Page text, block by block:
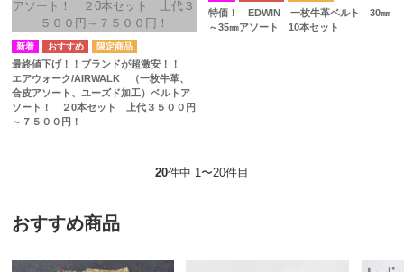
最終値下げ！！ブランドが超激安！！
エアウォーク/AIRWALK （一枚牛革、
合皮アソート、ユーズド加工）ベルトア
ソート！ ２0本セット 上代３５００円
～７５００円！
特価！ EDWIN 一枚牛革ベルト 30㎜
～35㎜アソート 10本セット
20件中 1〜20件目
おすすめ商品